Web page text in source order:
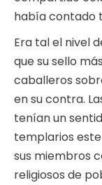
había contado
Era tal el nivel
que su sello
caballeros
en su contra.
tenían un
templarios
sus miembros
religiosos de